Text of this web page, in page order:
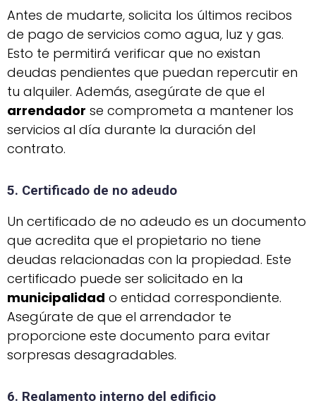
Antes de mudarte, solicita los últimos recibos
de pago de servicios como agua, luz y gas.
Esto te permitirá verificar que no existan
deudas pendientes que puedan repercutir en
tu alquiler. Además, asegúrate de que el
arrendador se comprometa a mantener los
servicios al día durante la duración del
contrato.
5. Certificado de no adeudo
Un certificado de no adeudo es un documento
que acredita que el propietario no tiene
deudas relacionadas con la propiedad. Este
certificado puede ser solicitado en la
municipalidad o entidad correspondiente.
Asegúrate de que el arrendador te
proporcione este documento para evitar
sorpresas desagradables.
6. Reglamento interno del edificio